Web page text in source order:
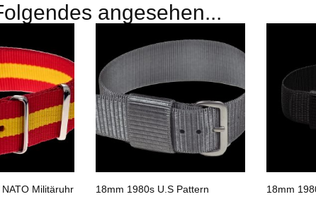
angesehen...
NATO Militäruhr
18mm 1980s U.S Pattern
18mm